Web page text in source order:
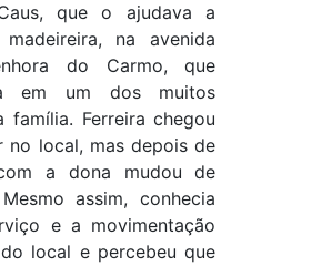
que o ajudava a
na avenida
do Carmo, que
em um dos muitos
família. Ferreira chegou
no local, mas depois de
a dona mudou de
assim, conhecia
e a movimentação
local e percebeu que